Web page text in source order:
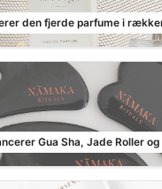
den fjerde parfume i
Gua Sha, Jade Roller